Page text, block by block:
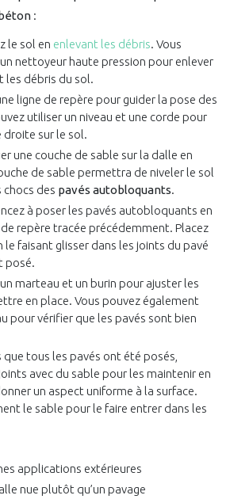
:
le sol en enlevant les débris. Vous
nettoyeur haute pression pour enlever
les débris du sol.
ligne de repère pour guider la pose des
utiliser un niveau et une corde pour
droite sur le sol.
une couche de sable sur la dalle en
de sable permettra de niveler le sol
chocs des pavés autobloquants.
à poser les pavés autobloquants en
repère tracée précédemment. Placez
le faisant glisser dans les joints du pavé
posé.
marteau et un burin pour ajuster les
en place. Vous pouvez également
pour vérifier que les pavés sont bien
que tous les pavés ont été posés,
avec du sable pour les maintenir en
un aspect uniforme à la surface.
le sable pour le faire entrer dans les
applications extérieures
nue plutôt qu’un pavage